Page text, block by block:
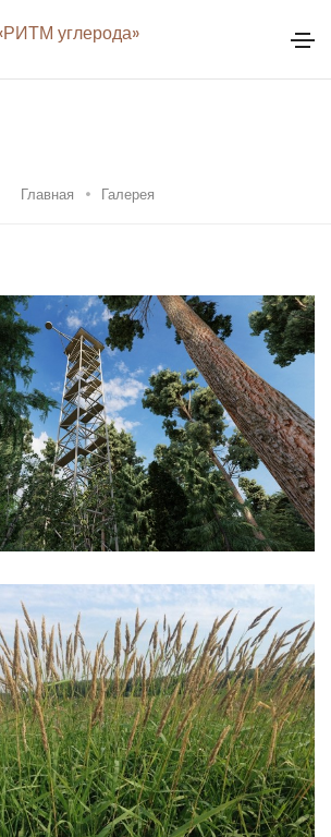
углерода»
Главная Галерея